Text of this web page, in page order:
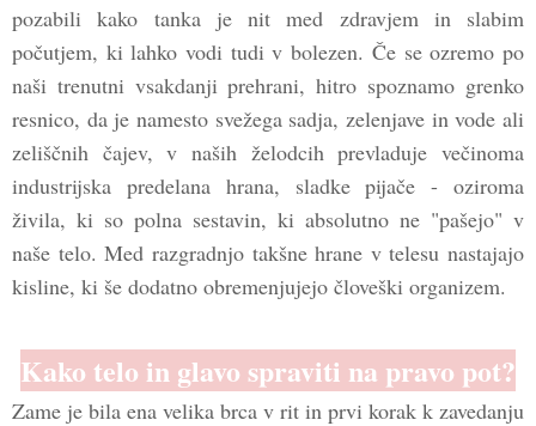
pozabili kako tanka je nit med zdravjem in slabim
počutjem, ki lahko vodi tudi v bolezen. Če se ozremo po
naši trenutni vsakdanji prehrani, hitro spoznamo grenko
resnico, da je namesto svežega sadja, zelenjave in vode ali
zeliščnih čajev, v naših želodcih prevladuje večinoma
industrijska predelana hrana, sladke pijače - oziroma
živila, ki so polna sestavin, ki absolutno ne "pašejo" v
naše telo. Med razgradnjo takšne hrane v telesu nastajajo
kisline, ki še dodatno obremenjujejo človeški organizem.
Kako telo in glavo spraviti na pravo pot?
Zame je bila ena velika brca v rit in prvi korak k zavedanju